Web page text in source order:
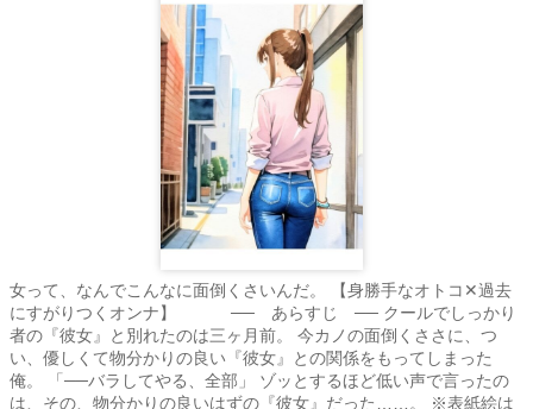
女って、なんでこんなに面倒くさいんだ。 【身勝手なオトコ✕過去
にすがりつくオンナ】 ── あらすじ ── クールでしっかり
者の『彼女』と別れたのは三ヶ月前。 今カノの面倒くささに、つ
い、優しくて物分かりの良い『彼女』との関係をもってしまった
俺。 「──バラしてやる、全部」 ゾッとするほど低い声で言ったの
は、その、物分かりの良いはずの『彼女』だった……。 ※表紙絵は